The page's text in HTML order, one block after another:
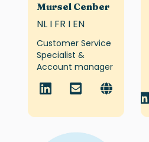
Mursel Cenber
NL I FR I EN
Customer Service
Specialist &
Account manager